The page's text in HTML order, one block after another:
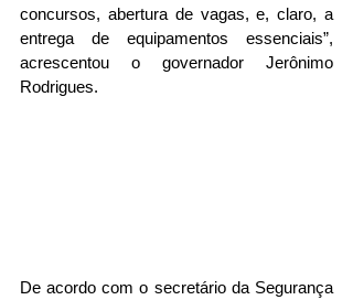
concursos, abertura de vagas, e, claro, a
entrega de equipamentos essenciais”,
acrescentou o governador Jerônimo
Rodrigues.
De acordo com o secretário da Segurança